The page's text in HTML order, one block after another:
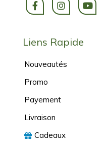
Liens Rapide
Nouveautés
Promo
Payement
Livraison
Cadeaux